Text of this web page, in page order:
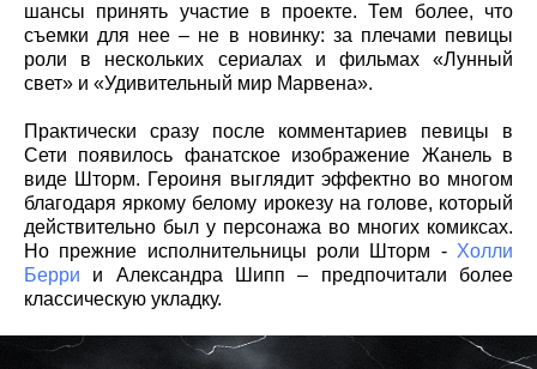
шансы принять участие в проекте. Тем более, что
съемки для нее – не в новинку: за плечами певицы
роли в нескольких сериалах и фильмах «Лунный
свет» и «Удивительный мир Марвена».
Практически сразу после комментариев певицы в
Сети появилось фанатское изображение Жанель в
виде Шторм. Героиня выглядит эффектно во многом
благодаря яркому белому ирокезу на голове, который
действительно был у персонажа во многих комиксах.
Но прежние исполнительницы роли Шторм - Холли
Берри и Александра Шипп – предпочитали более
классическую укладку.